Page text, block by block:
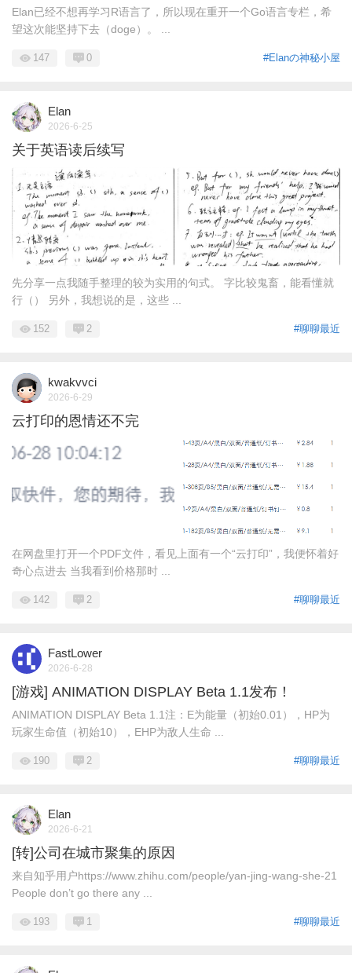
Elan已经不想再学习R语言了，所以现在重开一个Go语言专栏，希
望这次能坚持下去（doge）。 ...
#Elanの神秘小屋
147 0
Elan
2026-6-25
关于英语读后续写
先分享一点我随手整理的较为实用的句式。 字比较鬼畜，能看懂就
行（） 另外，我想说的是，这些 ...
#聊聊最近
152 2
kwakvvci
2026-6-29
云打印的恩情还不完
在网盘里打开一个PDF文件，看见上面有一个“云打印”，我便怀着好
奇心点进去 当我看到价格那时 ...
#聊聊最近
142 2
FastLower
2026-6-28
[游戏] ANIMATION DISPLAY Beta 1.1发布！
ANIMATION DISPLAY Beta 1.1注：E为能量（初始0.01），HP为
玩家生命值（初始10），EHP为敌人生命 ...
#聊聊最近
190 2
Elan
2026-6-21
[转]公司在城市聚集的原因
来自知乎用户https://www.zhihu.com/people/yan-jing-wang-she-21
People don’t go there any ...
#聊聊最近
193 1